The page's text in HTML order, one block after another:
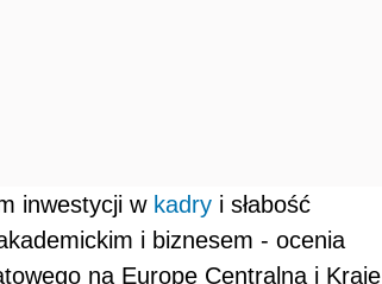
inwestycji w kadry i słabość
i biznesem - ocenia
na Europę Centralną i Kraje